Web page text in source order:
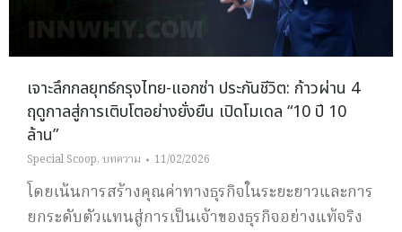
เจาะลึกกลยุทธ์กรุงไทย-แอกซ่า ประกันชีวิต: ก้าวผ่าน 4
ฤดูกาลสู่การเติบโตอย่างยั่งยืน เปิดโมเดล “10 ปี 10
ล้าน”
Special Scoop, บทความ 11/02/2026
โดยเน้นการสร้างคุณค่าทางธุรกิจในระยะยาวและการ
ยกระดับตัวแทนสู่การเป็นเจ้าของธุรกิจอย่างแท้จริง